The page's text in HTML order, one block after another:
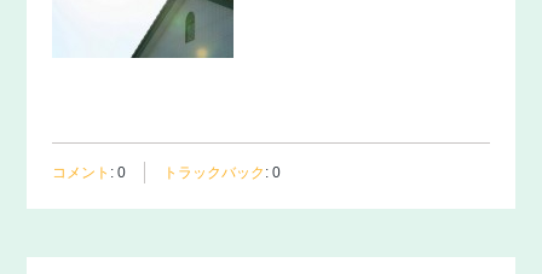
コメント : 0 トラックバック : 0